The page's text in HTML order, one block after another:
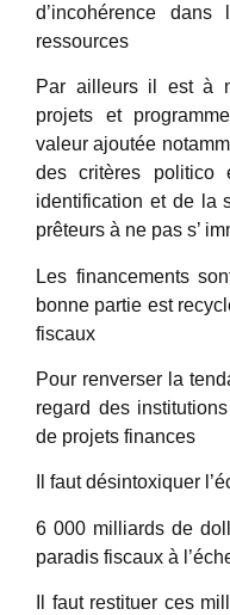
d’incohérence
ressources
Par ailleurs il est à
projets et
valeur ajoutée
des critères
identification et de la
prêteurs à ne pas s’
Les financements
bonne partie est
fiscaux
Pour renverser la
regard des
de projets finances
Il faut désintoxiquer
6 000 milliards de
paradis fiscaux à
Il faut restituer ces